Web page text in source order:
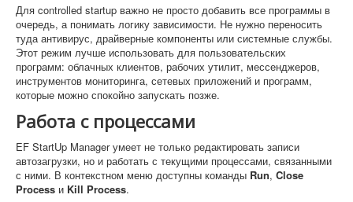
Для controlled startup важно не просто добавить все программы в
очередь, а понимать логику зависимости. Не нужно переносить
туда антивирус, драйверные компоненты или системные службы.
Этот режим лучше использовать для пользовательских
программ: облачных клиентов, рабочих утилит, мессенджеров,
инструментов мониторинга, сетевых приложений и программ,
которые можно спокойно запускать позже.
Работа с процессами
EF StartUp Manager умеет не только редактировать записи
автозагрузки, но и работать с текущими процессами, связанными
с ними. В контекстном меню доступны команды Run, Close
Process и Kill Process.